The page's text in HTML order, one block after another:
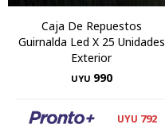
Caja De Repuestos
Guirnalda Led X 25 Unidades
Exterior
UYU 990
UYU 792